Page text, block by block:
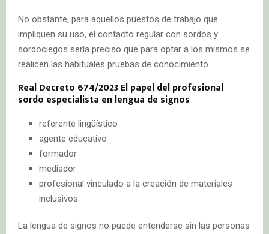
No obstante, para aquellos puestos de trabajo que
impliquen su uso, el contacto regular con sordos y
sordociegos sería preciso que para optar a los mismos se
realicen las habituales pruebas de conocimiento.
Real Decreto 674/2023 El papel del profesional
sordo especialista en lengua de signos
referente lingüístico
agente educativo
formador
mediador
profesional vinculado a la creación de materiales
inclusivos
La lengua de signos no puede entenderse sin las personas